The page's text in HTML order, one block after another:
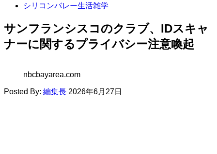
シリコンバレー生活雑学
サンフランシスコのクラブ、IDスキャ
ナーに関するプライバシー注意喚起
nbcbayarea.com
Posted By: 編集長 2026年6月27日